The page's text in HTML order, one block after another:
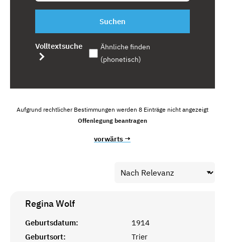
Suchen
Volltextsuche
Ähnliche finden
(phonetisch)
Aufgrund rechtlicher Bestimmungen werden 8 Einträge nicht angezeigt
Offenlegung beantragen
vorwärts →
ReginaWolf
Geburtsdatum:
1914
Geburtsort:
Trier